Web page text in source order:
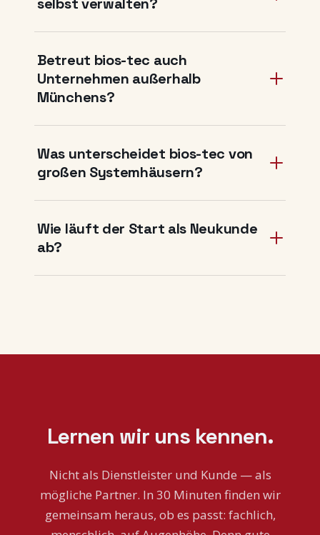
selbst verwalten?
Betreut bios-tec auch
Unternehmen außerhalb
Münchens?
Was unterscheidet bios-tec von
großen Systemhäusern?
Wie läuft der Start als Neukunde
ab?
Lernen wir uns kennen.
Nicht als Dienstleister und Kunde — als
mögliche Partner. In 30 Minuten finden wir
gemeinsam heraus, ob es passt: fachlich,